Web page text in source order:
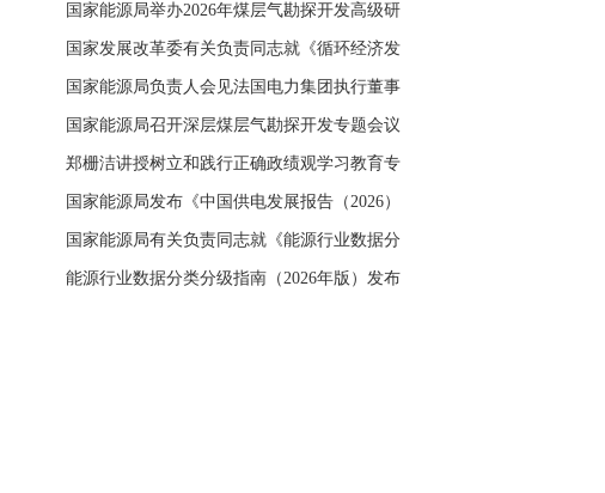
国家能源局举办2026年煤层气勘探开发高级研修班
国家发展改革委有关负责同志就《循环经济发展“十五五”规划》答记者问
国家能源局负责人会见法国电力集团执行董事
国家能源局召开深层煤层气勘探开发专题会议
郑栅洁讲授树立和践行正确政绩观学习教育专题党课
国家能源局发布《中国供电发展报告（2026）》
国家能源局有关负责同志就《能源行业数据分类分级指南（2026年版）
能源行业数据分类分级指南（2026年版）发布